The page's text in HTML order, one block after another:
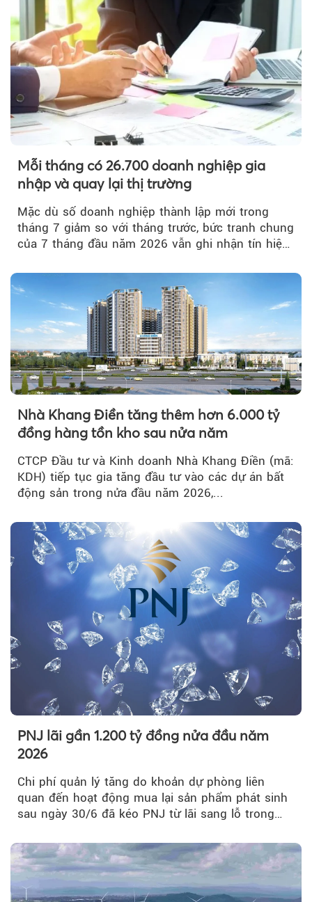
Mỗi tháng có 26.700 doanh nghiệp gia
nhập và quay lại thị trường
Mặc dù số doanh nghiệp thành lập mới trong
tháng 7 giảm so với tháng trước, bức tranh chung
của 7 tháng đầu năm 2026 vẫn ghi nhận tín hiệu
Nhà Khang Điền tăng thêm hơn 6.000 tỷ
đồng hàng tồn kho sau nửa năm
CTCP Đầu tư và Kinh doanh Nhà Khang Điền (mã:
KDH) tiếp tục gia tăng đầu tư vào các dự án bất
động sản trong nửa đầu năm 2026,...
PNJ lãi gần 1.200 tỷ đồng nửa đầu năm
2026
Chi phí quản lý tăng do khoản dự phòng liên
quan đến hoạt động mua lại sản phẩm phát sinh
sau ngày 30/6 đã kéo PNJ từ lãi sang lỗ trong